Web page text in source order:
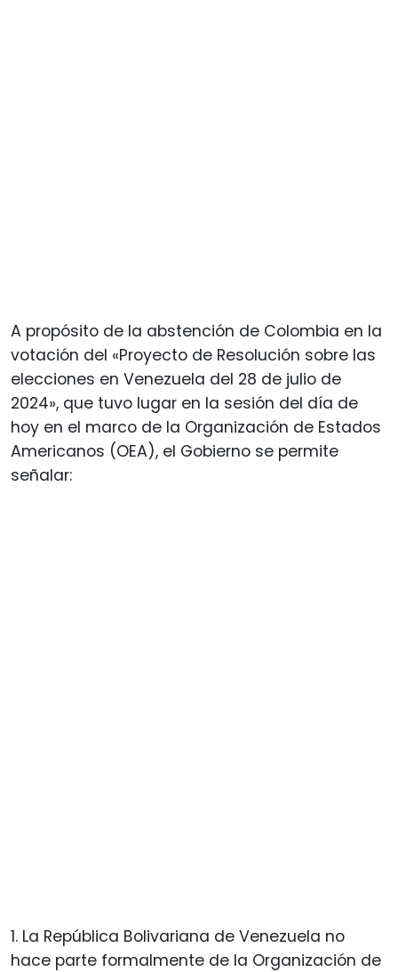
A propósito de la abstención de Colombia en la
votación del «Proyecto de Resolución sobre las
elecciones en Venezuela del 28 de julio de
2024», que tuvo lugar en la sesión del día de
hoy en el marco de la Organización de Estados
Americanos (OEA), el Gobierno se permite
señalar:
1. La República Bolivariana de Venezuela no
hace parte formalmente de la Organización de